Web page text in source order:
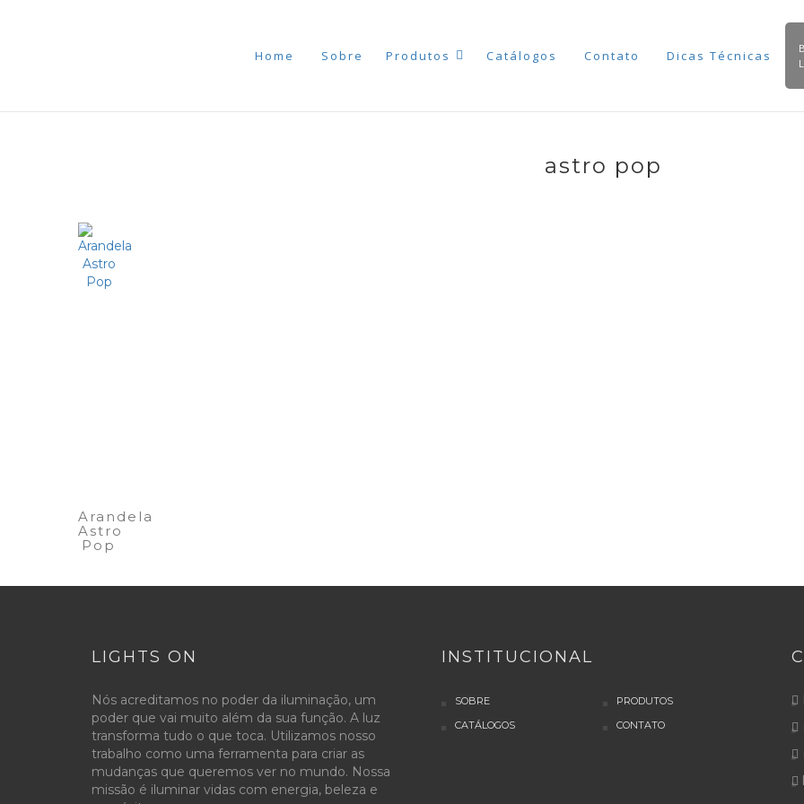
Home Sobre Produtos Catálogos Contato Dicas Técnicas
astro pop
Arandela
Astro
Pop
LIGHTS ON
Nós acreditamos no poder da iluminação, um
poder que vai muito além da sua função. A luz
transforma tudo o que toca. Utilizamos nosso
trabalho como uma ferramenta para criar as
mudanças que queremos ver no mundo. Nossa
missão é iluminar vidas com energia, beleza e
INSTITUCIONAL
SOBRE
PRODUTOS
CATÁLOGOS
CONTATO